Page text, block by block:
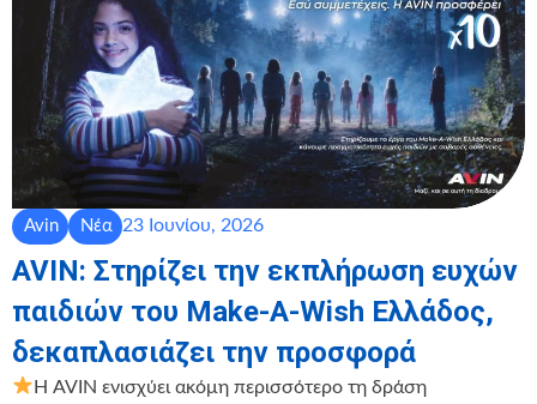
Avin Νέα 23 Ιουνίου, 2026
AVIN: Στηρίζει την εκπλήρωση ευχών
παιδιών του Make-A-Wish Ελλάδος,
δεκαπλασιάζει την προσφορά
Η AVIN ενισχύει ακόμη περισσότερο τη δράση